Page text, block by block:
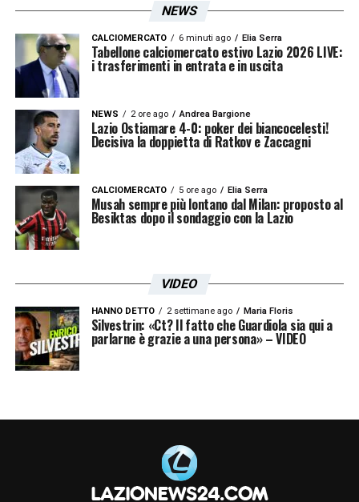
NEWS
CALCIOMERCATO 6 minuti ago Elia Serra
Tabellone calciomercato estivo Lazio 2026 LIVE:
i trasferimenti in entrata e in uscita
NEWS 2 ore ago Andrea Bargione
Lazio Ostiamare 4-0: poker dei biancocelesti!
Decisiva la doppietta di Ratkov e Zaccagni
CALCIOMERCATO 5 ore ago Elia Serra
Musah sempre più lontano dal Milan: proposto al
Besiktas dopo il sondaggio con la Lazio
VIDEO
HANNO DETTO 2 settimane ago Maria Floris
Silvestrin: «Ct? Il fatto che Guardiola sia qui a
parlarne è grazie a una persona» – VIDEO